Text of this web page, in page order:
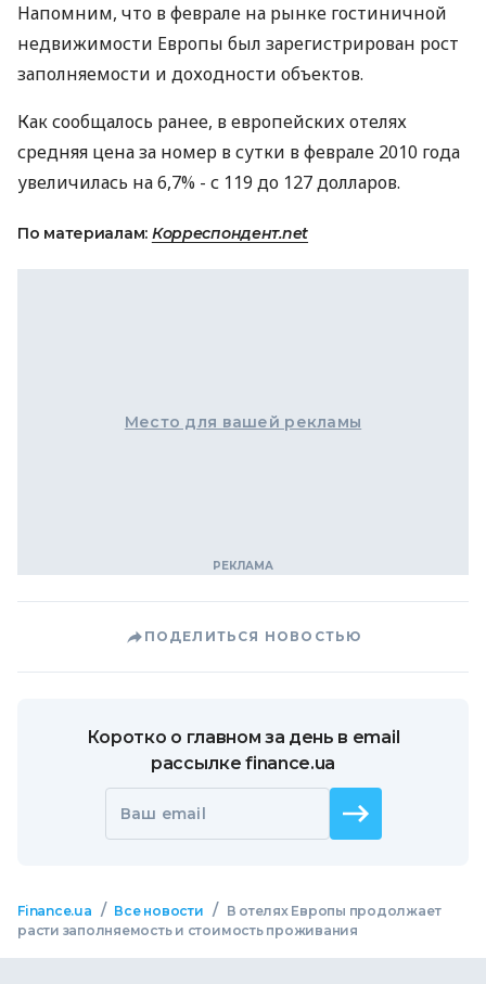
Напомним, что в феврале на рынке гостиничной
недвижимости Европы был зарегистрирован рост
заполняемости и доходности объектов.
Как сообщалось ранее, в европейских отелях
средняя цена за номер в сутки в феврале 2010 года
увеличилась на 6,7% - с 119 до 127 долларов.
По материалам: Корреспондент.net
Место для вашей рекламы
ПОДЕЛИТЬСЯ НОВОСТЬЮ
Коротко о главном за день в email
рассылке finance.ua
Ваш email
Finance.ua / Все новости /
В отелях Европы продолжает
расти заполняемость и стоимость проживания